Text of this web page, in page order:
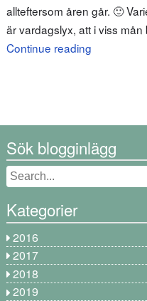
allteftersom åren går. 🙂
är vardagslyx, att i viss
Continue reading
Sök blogginlägg
Kategorier
2016
2017
2018
2019